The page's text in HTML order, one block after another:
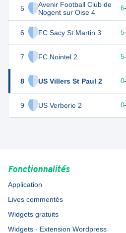
5
Avenir Football Club de
Nogent sur Oise 4
6 FC Sacy St Martin 3
7 FC Nointel 2
8 US Villers St Paul 2
9 US Verberie 2
18 14 6-
16 5-
5-
0 0-
0-
Fonctionnalités
Application
Lives commentés
Widgets gratuits
Widgets - Extension Wordpress